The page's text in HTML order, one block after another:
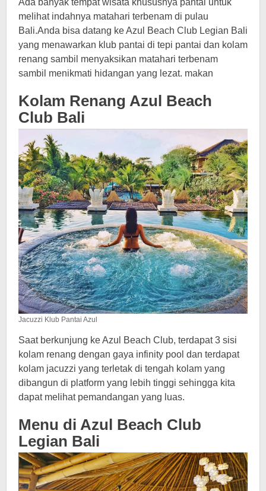
Ada banyak tempat wisata khususnya pantai untuk
melihat indahnya matahari terbenam di pulau
Bali.Anda bisa datang ke Azul Beach Club Legian Bali
yang menawarkan klub pantai di tepi pantai dan kolam
renang sambil menyaksikan matahari terbenam
sambil menikmati hidangan yang lezat. makan
Kolam Renang Azul Beach
Club Bali
Jacuzzi Klub Pantai Azul
Saat berkunjung ke Azul Beach Club, terdapat 3 sisi
kolam renang dengan gaya infinity pool dan terdapat
kolam jacuzzi yang terletak di tengah kolam yang
dibangun di platform yang lebih tinggi sehingga kita
dapat melihat pemandangan yang luas.
Menu di Azul Beach Club
Legian Bali